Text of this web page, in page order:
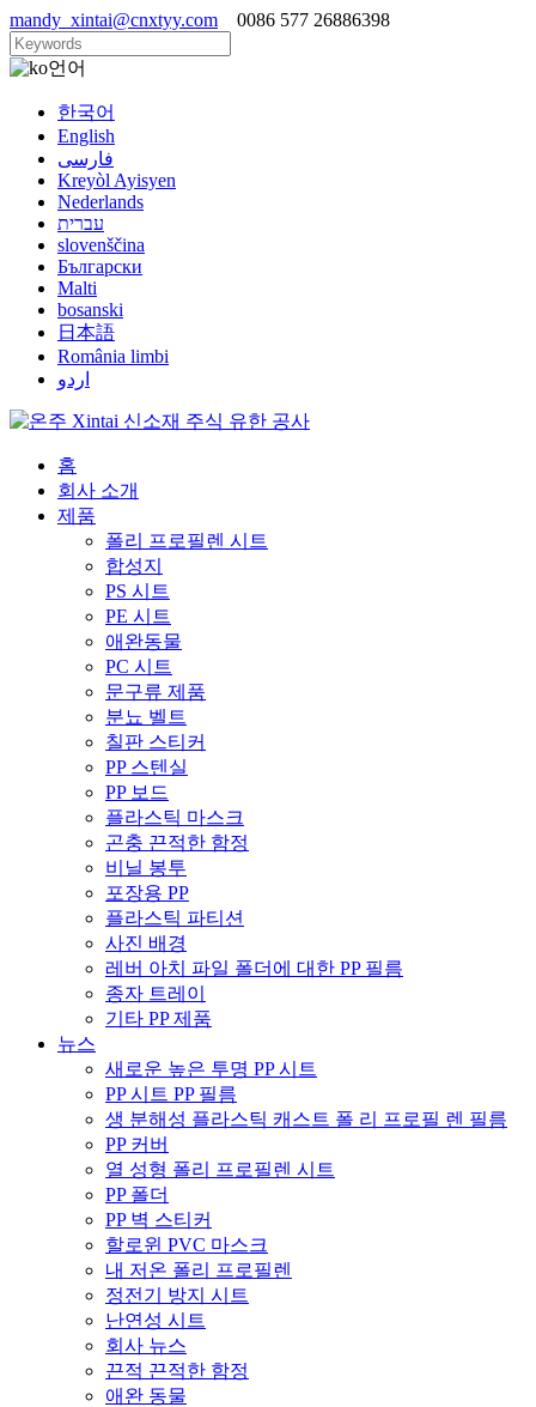
mandy_xintai@cnxtyy.com 0086 577 26886398
언어
한국어
English
فارسی
Kreyòl Ayisyen
Nederlands
עברית
slovenščina
Български
Malti
bosanski
日本語
România limbi
اردو
홈
회사 소개
제품
폴리 프로필렌 시트
합성지
PS 시트
PE 시트
애완동물
PC 시트
문구류 제품
분뇨 벨트
칠판 스티커
PP 스텐실
PP 보드
플라스틱 마스크
곤충 끈적한 함정
비닐 봉투
포장용 PP
플라스틱 파티션
사진 배경
레버 아치 파일 폴더에 대한 PP 필름
종자 트레이
기타 PP 제품
뉴스
새로운 높은 투명 PP 시트
PP 시트 PP 필름
생 분해성 플라스틱 캐스트 폴 리 프로필 렌 필름
PP 커버
열 성형 폴리 프로필렌 시트
PP 폴더
PP 벽 스티커
할로윈 PVC 마스크
내 저온 폴리 프로필렌
정전기 방지 시트
난연성 시트
회사 뉴스
끈적 끈적한 함정
애완 동물